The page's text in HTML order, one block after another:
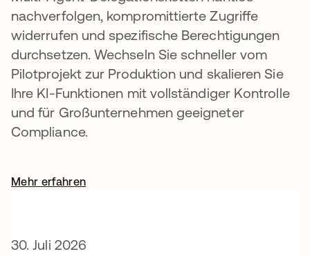
nachverfolgen, kompromittierte Zugriffe
widerrufen und spezifische Berechtigungen
durchsetzen. Wechseln Sie schneller vom
Pilotprojekt zur Produktion und skalieren Sie
Ihre KI-Funktionen mit vollständiger Kontrolle
und für Großunternehmen geeigneter
Compliance.
Mehr erfahren
30. Juli 2026